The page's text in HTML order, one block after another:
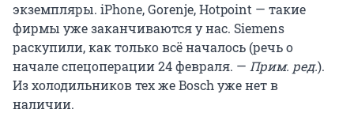
экземпляры. iPhone, Gorenje, Hotpoint — такие
фирмы уже заканчиваются у нас. Siemens
раскупили, как только всё началось (речь о
начале спецоперации 24 февраля. — Прим. ред.).
Из холодильников тех же Bosch уже нет в
наличии.